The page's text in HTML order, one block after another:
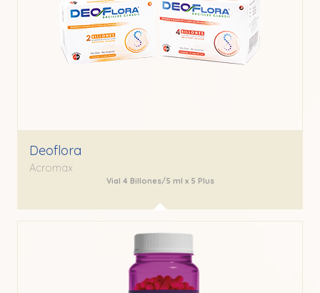
Deoflora
Acromax
Vial 4 Billones/5 ml x 5 Plus